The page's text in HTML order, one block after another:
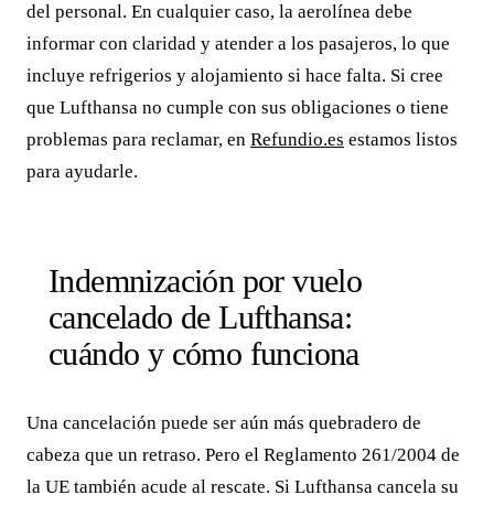
del personal. En cualquier caso, la aerolínea debe
informar con claridad y atender a los pasajeros, lo que
incluye refrigerios y alojamiento si hace falta. Si cree
que Lufthansa no cumple con sus obligaciones o tiene
problemas para reclamar, en Refundio.es estamos listos
para ayudarle.
Indemnización por vuelo
cancelado de Lufthansa:
cuándo y cómo funciona
Una cancelación puede ser aún más quebradero de
cabeza que un retraso. Pero el Reglamento 261/2004 de
la UE también acude al rescate. Si Lufthansa cancela su